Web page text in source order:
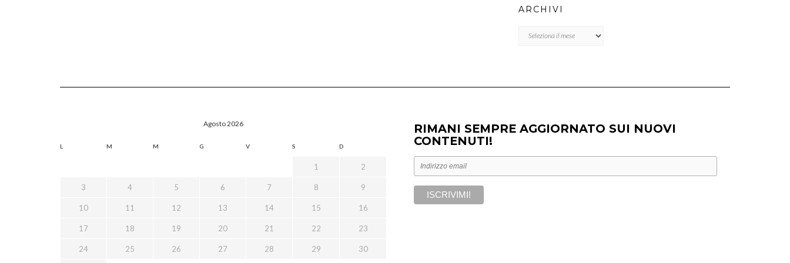
ARCHIVI
Agosto 2026
L M M G V S D
1 2
3 4 5 6 7 8 9
10 11 12 13 14 15 16
17 18 19 20 21 22 23
24 25 26 27 28 29 30
RIMANI SEMPRE AGGIORNATO SUI NUOVI
CONTENUTI!